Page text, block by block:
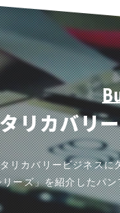
リカバリー
リカバリービジネスに
リーズ」を紹介したパ